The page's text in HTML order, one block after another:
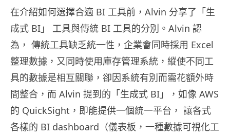
在介紹如何選擇合適 BI 工具前，Alvin 分享了「生
成式 BI」 工具與傳統 BI 工具的分別。Alvin 認
為， 傳統工具缺乏統一性，企業會同時採用 Excel
整理數據，又同時使用庫存管理系統，縱使不同工
具的數據是相互關聯，卻因系統有別而需花額外時
間整合，而 Alvin 提到的「生成式 BI」，如像 AWS
的 QuickSight，即能提供一個統一平台， 讓各式
各樣的 BI dashboard（儀表板，一種數據可視化工